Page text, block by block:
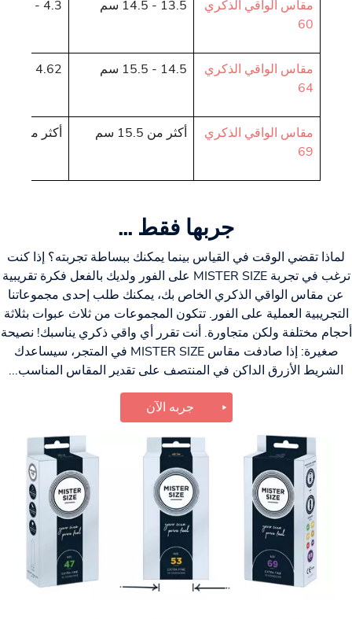
مقاس الواقي الذكري
60
13.5 - 14.5 سم 4.3 - 4.62 سم
مقاس الواقي الذكري
64
14.5 - 15.5 سم 4.62 - 4.93 سم
مقاس الواقي الذكري
69
أكثر من 15.5 سم أكثر من 4.93 سم
جربها فقط ...
لماذا تقضي الوقت في القياس بينما يمكنك ببساطة تجربته؟ إذا كنت
ترغب في تجربة MISTER SIZE على الفور ولديك بالفعل فكرة تقريبية
عن مقاس الواقي الذكري الخاص بك، يمكنك طلب إحدى مجموعاتنا
التجريبية العملية على الفور. تتكون المجموعات من ثلاث عبوات بثلاثة
أحجام مختلفة ولكن متجاورة. أنت تقرر أي واقي ذكري يناسبك! نصيحة
صغيرة: إذا صادفت مقاس MISTER SIZE في المتجر، سيساعدك
الشريط الأزرق الداكن في المنتصف على تقدير المقاس المناسب...
جربه الآن